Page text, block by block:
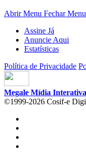
Abrir Menu Fechar Menu
Assine Já
Anuncie Aqui
Estatísticas
Política de Privacidade
Megale Mídia
©1999-2026 Cosif-e